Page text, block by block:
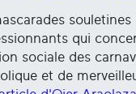
qui
sociale des
et de